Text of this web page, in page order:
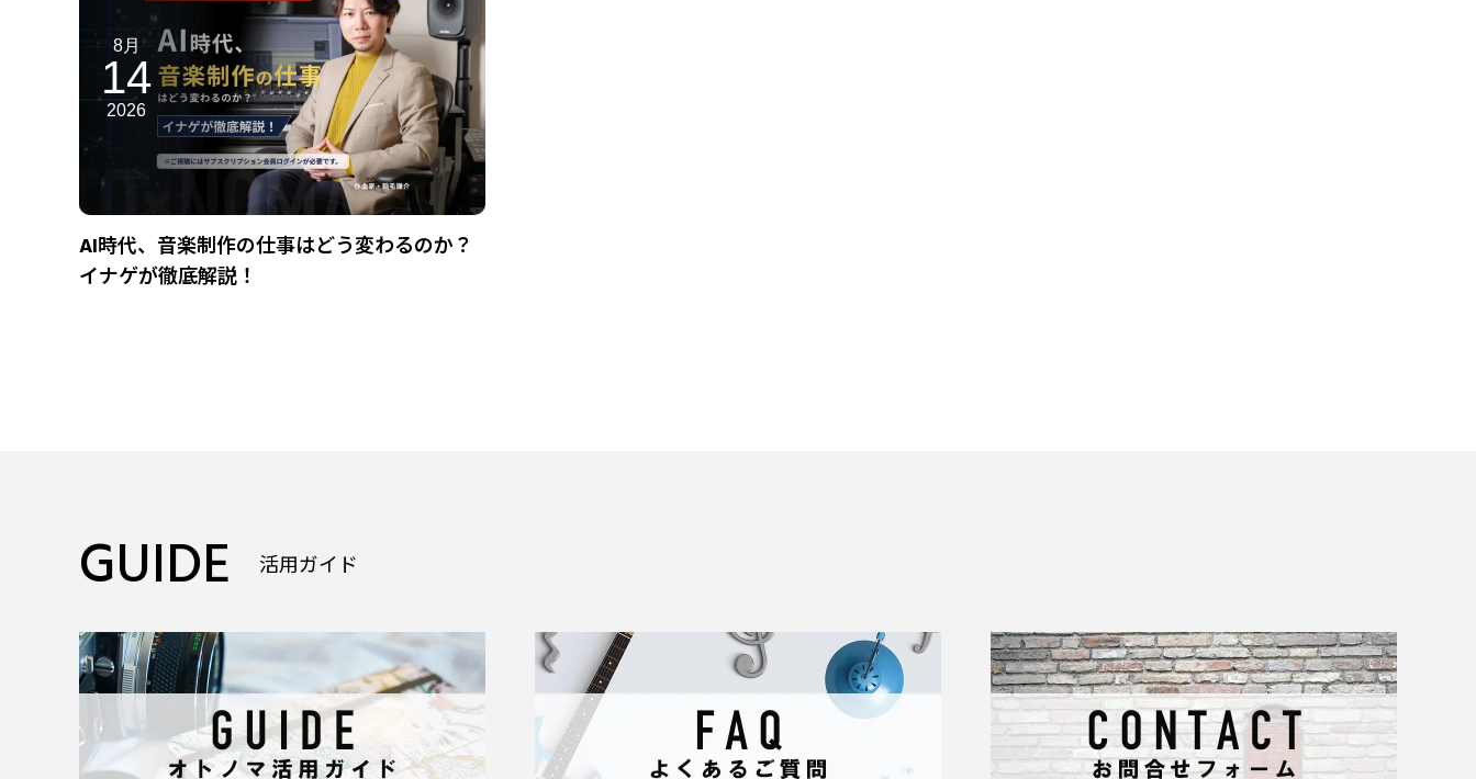
8月
14
2026
AI時代、音楽制作の仕事はどう変わるのか？
イナゲが徹底解説！
GUIDE 活用ガイド